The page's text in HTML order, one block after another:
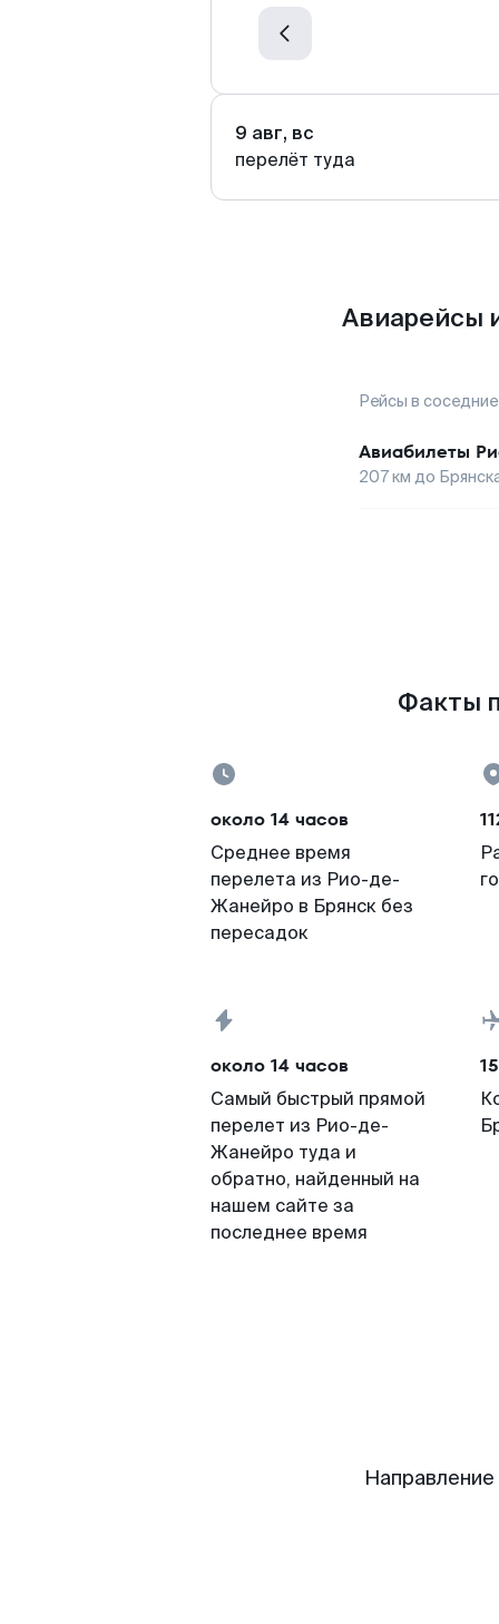
9 авг, вс
перелёт туда
Авиарейсы
Рейсы в
Авиабилеты
207км до
Факты
около 14 часов
Среднее время
перелета из Рио-де-
Жанейро в Брянск без
пересадок
около 14 часов
Самый быстрый прямой
перелет из Рио-де-
Жанейро туда и
обратно, найденный на
нашем сайте за
последнее время
15